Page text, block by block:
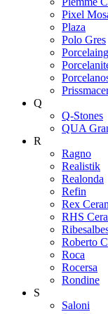
Pixel
Plaza
Polo Gres
Q
Q-Stones
QUA
R
Ragno
Realistik
Realonda
Refin
Rex
RHS
Roberto
Roca
Rocersa
Rondine
S
Saloni